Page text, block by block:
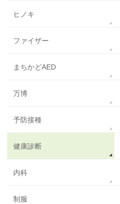
ヒノキ
ファイザー
まちかどAED
万博
予防接種
健康診断
内科
制服